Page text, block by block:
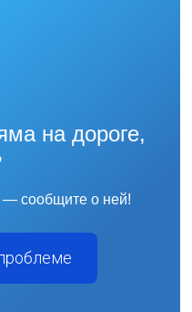
на дороге,
— сообщите о ней!